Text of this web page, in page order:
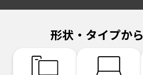
形状・タイプか